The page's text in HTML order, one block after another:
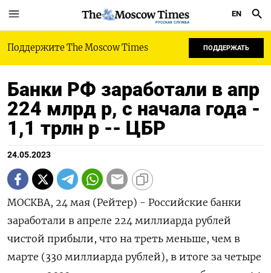
РУССКАЯ СЛУЖБА
EN
Поддержите The Moscow Times ПОДДЕРЖАТЬ
Банки РФ заработали в апр
224 млрд р, с начала года -
1,1 трлн р -- ЦБР
24.05.2023
МОСКВА, 24 мая (Рейтер) - Российские банки
заработали в апреле 224 миллиарда рублей
чистой прибыли, что на треть меньше, чем в
марте (330 миллиарда рублей), в итоге за четыре